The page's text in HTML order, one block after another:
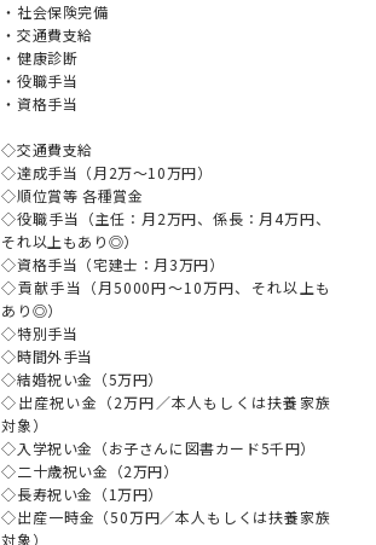
・社会保険完備
・交通費支給
・健康診断
・役職手当
・資格手当
◇交通費支給
◇達成手当（月2万～10万円）
◇順位賞等 各種賞金
◇役職手当（主任：月2万円、係長：月4万円、
それ以上もあり◎）
◇資格手当（宅建士：月3万円）
◇貢献手当（月5000円～10万円、それ以上も
あり◎）
◇特別手当
◇時間外手当
◇結婚祝い金（5万円）
◇出産祝い金（2万円／本人もしくは扶養家族
対象）
◇入学祝い金（お子さんに図書カード5千円）
◇二十歳祝い金（2万円）
◇長寿祝い金（1万円）
◇出産一時金（50万円／本人もしくは扶養家族
対象）